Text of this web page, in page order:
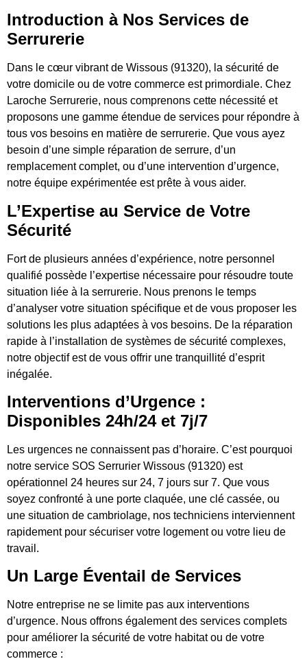
Introduction à Nos Services de
Serrurerie
Dans le cœur vibrant de Wissous (91320), la sécurité de
votre domicile ou de votre commerce est primordiale. Chez
Laroche Serrurerie, nous comprenons cette nécessité et
proposons une gamme étendue de services pour répondre à
tous vos besoins en matière de serrurerie. Que vous ayez
besoin d’une simple réparation de serrure, d’un
remplacement complet, ou d’une intervention d’urgence,
notre équipe expérimentée est prête à vous aider.
L’Expertise au Service de Votre
Sécurité
Fort de plusieurs années d’expérience, notre personnel
qualifié possède l’expertise nécessaire pour résoudre toute
situation liée à la serrurerie. Nous prenons le temps
d’analyser votre situation spécifique et de vous proposer les
solutions les plus adaptées à vos besoins. De la réparation
rapide à l’installation de systèmes de sécurité complexes,
notre objectif est de vous offrir une tranquillité d’esprit
inégalée.
Interventions d’Urgence :
Disponibles 24h/24 et 7j/7
Les urgences ne connaissent pas d’horaire. C’est pourquoi
notre service SOS Serrurier Wissous (91320) est
opérationnel 24 heures sur 24, 7 jours sur 7. Que vous
soyez confronté à une porte claquée, une clé cassée, ou
une situation de cambriolage, nos techniciens interviennent
rapidement pour sécuriser votre logement ou votre lieu de
travail.
Un Large Éventail de Services
Notre entreprise ne se limite pas aux interventions
d’urgence. Nous offrons également des services complets
pour améliorer la sécurité de votre habitat ou de votre
commerce :